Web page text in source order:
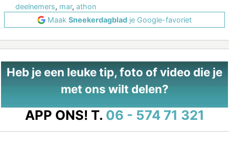
deelnemers, mar, athon
Maak Sneekerdagblad je Google-favoriet
Heb je een leuke tip, foto of video die je
met ons wilt delen?
APP ONS! T. 06 - 574 71 321